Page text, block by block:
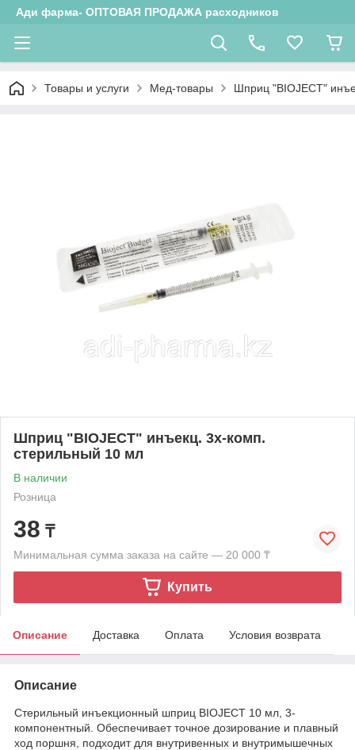
Ади фарма- ОПТОВАЯ ПРОДАЖА расходников
Товары и услуги Мед-товары Шприц "BIOJECT"
Шприц "BIOJECT" инъекц. 3х-комп.
стерильный 10 мл
В наличии
Розница
38 ₸
Минимальная сумма заказа на сайте — 20 000 ₸
Купить
Описание Доставка Оплата Условия возврата
Описание
Стерильный инъекционный шприц BIOJECT 10 мл, 3-
компонентный. Обеспечивает точное дозирование и плавный
ход поршня, подходит для внутривенных и внутримышечных